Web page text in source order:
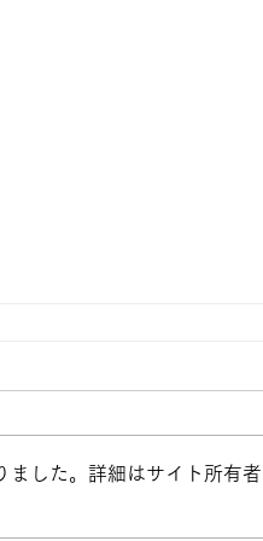
卒業式を前に…
ました。詳細はサイト所有